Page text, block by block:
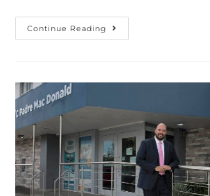
Continue Reading